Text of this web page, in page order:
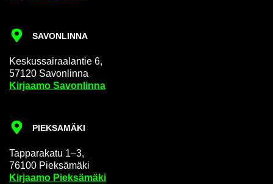
SA­VON­LIN­NA
Kes­kus­sai­raa­lan­tie 6,
57120 Sa­von­lin­na
Kir­jaa­mo Sa­von­lin­na
PIEK­SA­MÄ­KI
Tap­pa­ra­ka­tu 1–3,
76100 Piek­sä­mä­ki
Kir­jaa­mo Piek­sä­mä­ki